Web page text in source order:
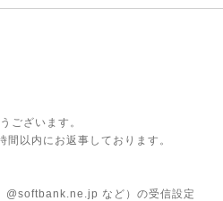
ございます。
以内にお返事しております。
@softbank.ne.jp など）の受信設定